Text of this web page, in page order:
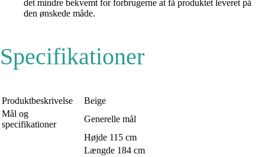
det mindre bekvemt for forbrugerne at få produktet leveret på
den ønskede måde.
Specifikationer
Produktbeskrivelse
Beige
Mål og
specifikationer
Generelle mål
Højde 115 cm
Længde 184 cm